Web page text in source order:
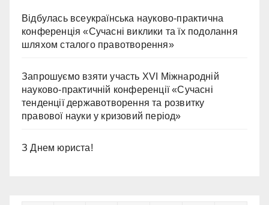
Відбулась всеукраїнська науково-практична
конференція «Сучасні виклики та їх подолання
шляхом сталого правотворення»
Запрошуємо взяти участь ХVІ Міжнародній
науково-практичній конференції «Сучасні
тенденції державотворення та розвитку
правової науки у кризовий період»
З Днем юриста!